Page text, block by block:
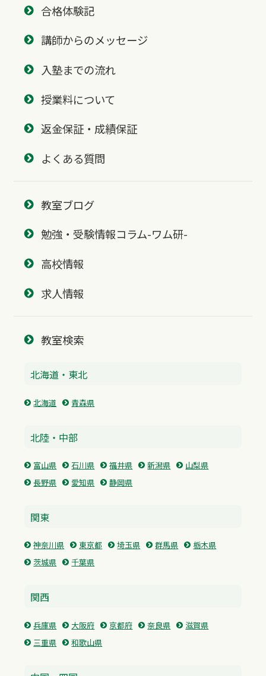
合格体験記
講師からのメッセージ
入塾までの流れ
授業料について
返金保証・成績保証
よくある質問
教室ブログ
勉強・受験情報コラム-ワム研-
高校情報
求人情報
教室検索
北海道・東北
北海道 青森県
北陸・中部
富山県 石川県 福井県 新潟県
山梨県
長野県
愛知県 静岡県
関東
神奈川県 東京都 埼玉県 群馬県
栃木県
茨城県
千葉県
関西
兵庫県 大阪府 京都府 奈良県
滋賀県
三重県
和歌山県